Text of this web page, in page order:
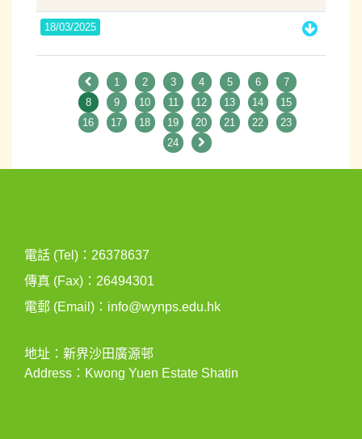
18/03/2025
1 2 3 4 5 6
7
8
9 10 11 12 13 14
15
16
17 18 19 20 21 22
23
24
電話 (Tel)：26378637
傳真 (Fax)：26494301
電郵 (Email)： info@wynps.edu.hk
地址：新界沙田廣源邨
Address：Kwong Yuen Estate Shatin